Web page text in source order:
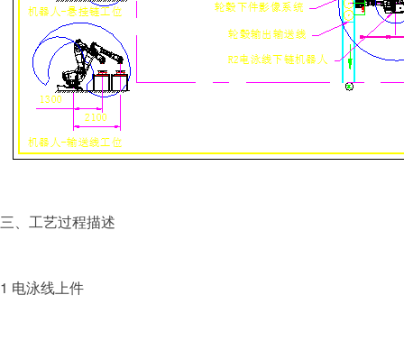
三、工艺过程描述
1 电泳线上件